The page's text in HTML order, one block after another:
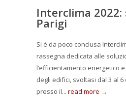
Interclima 2022:
Parigi
Si è da poco conclusa
rassegna dedicata alle
l’efficientamento energetico
degli edifici, svoltasi dal 3 al
presso il... read more →